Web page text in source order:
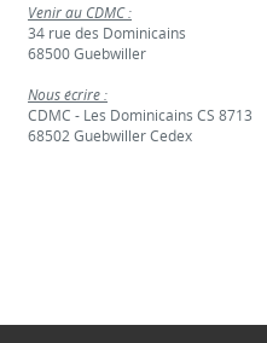
Venir au CDMC :
34 rue des Dominicains
68500 Guebwiller
Nous écrire :
CDMC - Les Dominicains CS 8713
68502 Guebwiller Cedex